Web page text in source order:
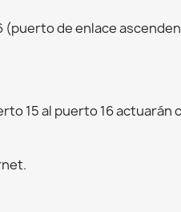
(puerto de enlace
15 al puerto 16